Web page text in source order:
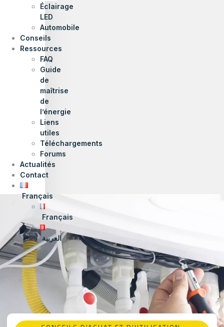
Éclairage
LED
Automobile
Conseils
Ressources
FAQ
Guide
de
maîtrise
de
l’énergie
Liens
utiles
Téléchargements
Forums
Actualités
Contact
Français
Français
العربية